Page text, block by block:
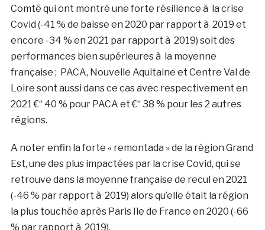
Comté qui ont montré une forte résilience à la crise
Covid (-41 % de baisse en 2020 par rapport à 2019 et
encore -34 % en 2021 par rapport à 2019) soit des
performances bien supérieures à la moyenne
française ; PACA, Nouvelle Aquitaine et Centre Val de
Loire sont aussi dans ce cas avec respectivement en
2021 €“ 40 % pour PACA et €“ 38 % pour les 2 autres
régions.
A noter enfin la forte « remontada » de la région Grand
Est, une des plus impactées par la crise Covid, qui se
retrouve dans la moyenne française de recul en 2021
(-46 % par rapport à 2019) alors qu’elle était la région
la plus touchée après Paris Ile de France en 2020 (-66
% par rapport à 2019).